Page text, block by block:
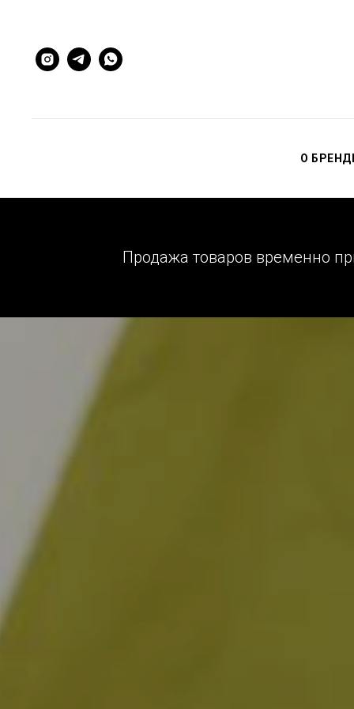
О
Продажа товаров временно